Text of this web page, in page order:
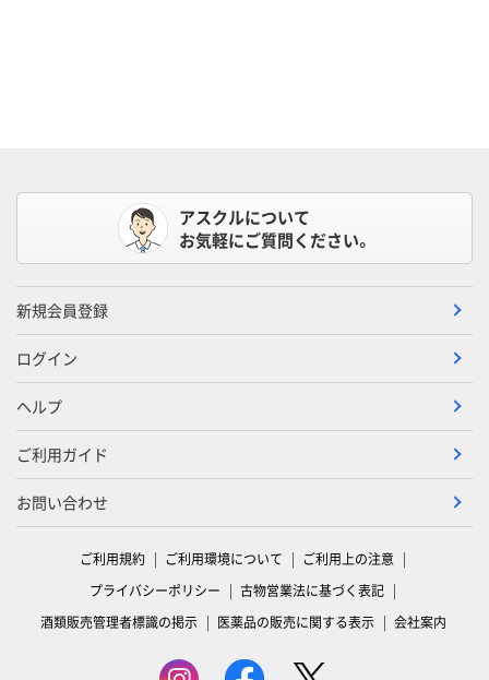
アスクルについて
お気軽にご質問ください。
新規会員登録
ログイン
ヘルプ
ご利用ガイド
お問い合わせ
ご利用規約 ご利用環境について
ご利用上の注意
プライバシーポリシー
古物営業法に基づく表記
酒類販売管理者標識の掲示
医薬品の販売に関する表示 会社案内